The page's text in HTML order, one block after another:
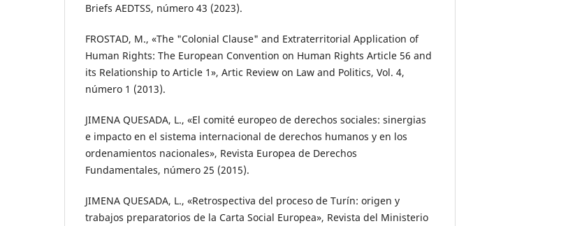
Briefs AEDTSS, número 43 (2023).
FROSTAD, M., «The "Colonial Clause" and Extraterritorial Application of
Human Rights: The European Convention on Human Rights Article 56 and
its Relationship to Article 1», Artic Review on Law and Politics, Vol. 4,
número 1 (2013).
JIMENA QUESADA, L., «El comité europeo de derechos sociales: sinergias
e impacto en el sistema internacional de derechos humanos y en los
ordenamientos nacionales», Revista Europea de Derechos
Fundamentales, número 25 (2015).
JIMENA QUESADA, L., «Retrospectiva del proceso de Turín: origen y
trabajos preparatorios de la Carta Social Europea», Revista del Ministerio